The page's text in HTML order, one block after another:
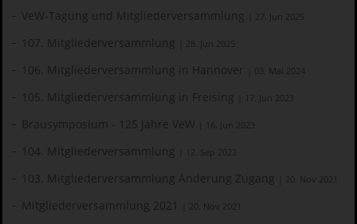
VeW-Tagung und Mitgliederversammlung | 27. Jun 2025
107. Mitgliederversammlung | 28. Jun 2025
106. Mitgliederversammlung in Hannover | 03. Mai 2024
105. Mitgliederversammlung in Freising | 17. Jun 2023
Brausymposium - 125 Jahre VeW | 16. Jun 2023
104. Mitgliederversammlung | 12. Sep 2022
103. Mitgliederversammlung Änderung Zugang | 20. Nov 2021
Mitgliederversammlung 2021 | 20. Nov 2021